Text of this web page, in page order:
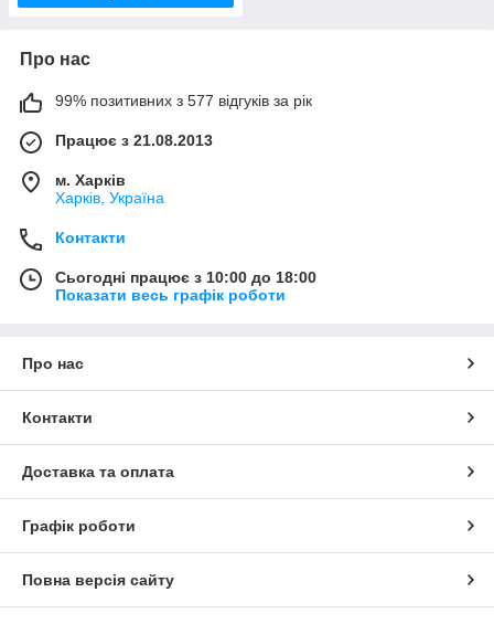
Про нас
99% позитивних з 577 відгуків за рік
Працює з 21.08.2013
м. Харків
Харків, Україна
Контакти
Сьогодні працює з 10:00 до 18:00
Показати весь графік роботи
Про нас
Контакти
Доставка та оплата
Графік роботи
Повна версія сайту